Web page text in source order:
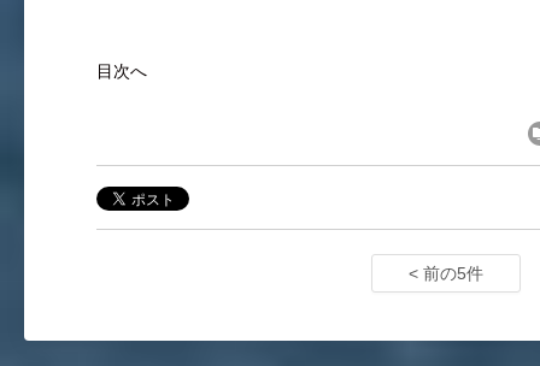
目次へ
< 前の5件